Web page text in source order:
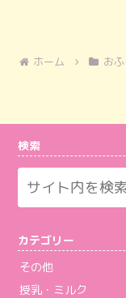
ホーム お
検索
カテゴリー
その他
授乳・ミルク